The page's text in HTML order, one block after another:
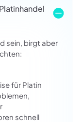
sein, birgt aber
für Platin
schnell